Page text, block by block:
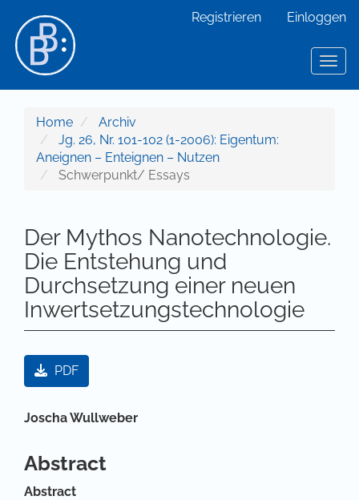
Hauptinhalt
Sidebar
Registrieren Einloggen
Home
Archiv
Jg. 26, Nr. 101-102 (1-2006): Eigentum:
Aneignen – Enteignen – Nutzen
Schwerpunkt/ Essays
Der Mythos Nanotechnologie.
Die Entstehung und
Durchsetzung einer neuen
Inwertsetzungstechnologie
Artikel-Sidebar
PDF
Hauptsächlicher Artikelinhalt
Joscha Wullweber
Abstract
Abstract